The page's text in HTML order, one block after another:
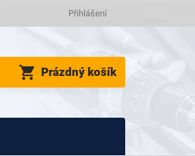
Přihlášení
NÁKUPNÍ
KOŠÍK
Prázdný košík